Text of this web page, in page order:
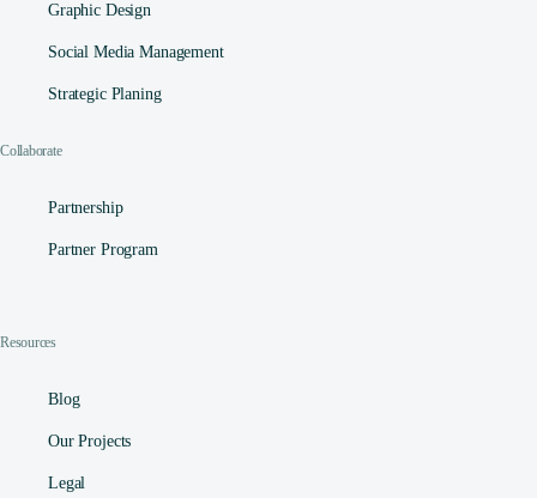
Graphic Design
Social Media Management​
Strategic Planing
Collaborate
Partnership
Partner Program
Resources
Blog
Our Projects
Legal